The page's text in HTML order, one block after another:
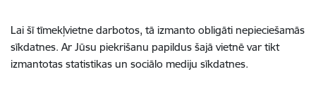
Lai šī tīmekļvietne darbotos, tā izmanto obligāti nepieciešamās
sīkdatnes. Ar Jūsu piekrišanu papildus šajā vietnē var tikt
izmantotas statistikas un sociālo mediju sīkdatnes.